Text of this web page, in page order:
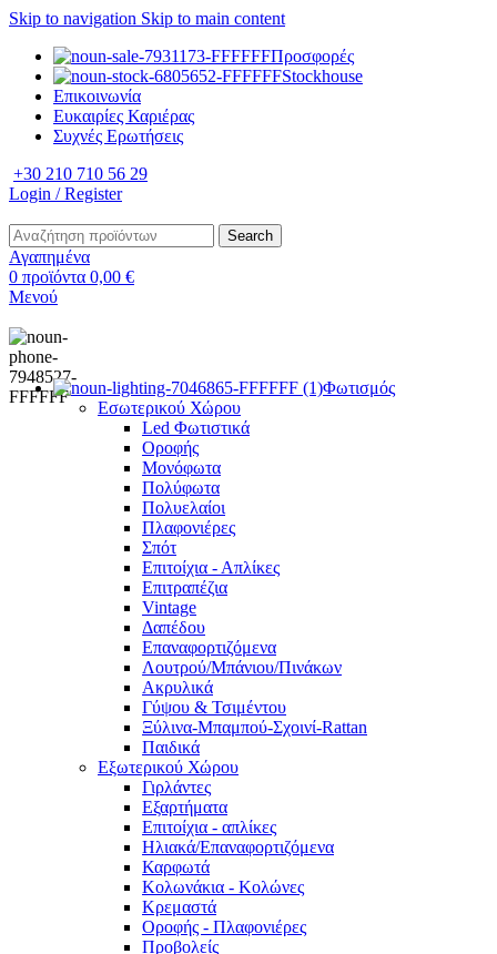
Skip to navigation Skip to main content
Προσφορές
Stockhouse
Επικοινωνία
Ευκαιρίες Καριέρας
Συχνές Ερωτήσεις
+30 210 710 56 29
Login / Register
Search
Αγαπημένα
0 προϊόντα 0,00 €
Μενού
Φωτισμός
Εσωτερικού Χώρου
Led Φωτιστικά
Οροφής
Μονόφωτα
Πολύφωτα
Πολυελαίοι
Πλαφονιέρες
Σπότ
Επιτοίχια - Απλίκες
Επιτραπέζια
Vintage
Δαπέδου
Επαναφορτιζόμενα
Λουτρού/Μπάνιου/Πινάκων
Ακρυλικά
Γύψου & Τσιμέντου
Ξύλινα-Μπαμπού-Σχοινί-Rattan
Παιδικά
Εξωτερικού Χώρου
Γιρλάντες
Εξαρτήματα
Επιτοίχια - απλίκες
Ηλιακά/Επαναφορτιζόμενα
Καρφωτά
Κολωνάκια - Κολώνες
Κρεμαστά
Οροφής - Πλαφονιέρες
Προβολείς